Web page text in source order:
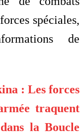
spéciales,
de
: Les forces
traquent
la Boucle